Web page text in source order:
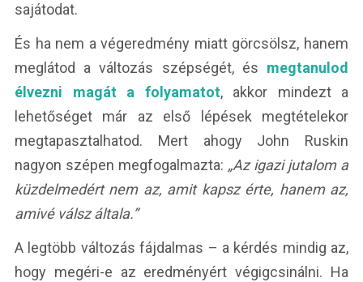
sajátodat.
És ha nem a végeredmény miatt görcsölsz, hanem
meglátod a változás szépségét, és megtanulod
élvezni magát a folyamatot, akkor mindezt a
lehetőséget már az első lépések megtételekor
megtapasztalhatod. Mert ahogy John Ruskin
nagyon szépen megfogalmazta: „Az igazi jutalom a
küzdelmedért nem az, amit kapsz érte, hanem az,
amivé válsz általa.”
A legtöbb változás fájdalmas – a kérdés mindig az,
hogy megéri-e az eredményért végigcsinálni. Ha